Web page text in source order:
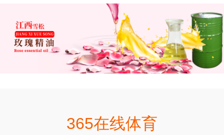
365在线体育